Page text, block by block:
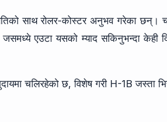
साथ रोलर-कोस्टर अनुभव गरेका छन्।
जसमध्ये एउटा यसको म्याद सकिनुभन्दा केही
चलिरहेको छ, विशेष गरी H-1B जस्ता